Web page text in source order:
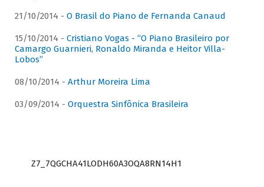
21/10/2014 - O Brasil do Piano de Fernanda Canaud
15/10/2014 - Cristiano Vogas - “O Piano Brasileiro por
Camargo Guarnieri, Ronaldo Miranda e Heitor Villa-
Lobos”
08/10/2014 - Arthur Moreira Lima
03/09/2014 - Orquestra Sinfônica Brasileira
Z7_7QGCHA41LODH60A3OQA8RN14H1